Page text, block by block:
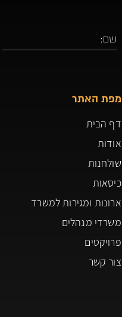
מפת האתר
דף הבית
אודות
שולחנות
כיסאות
ארונות ומגירות למשרד
משרדי מנהלים
פרויקטים
צור קשר